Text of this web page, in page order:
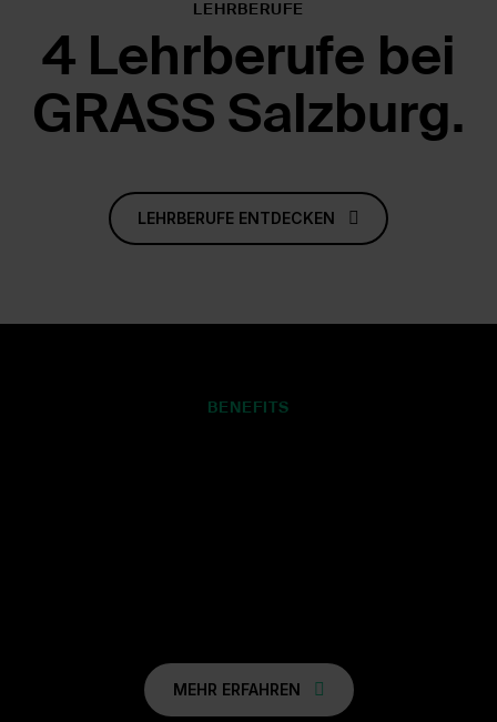
LEHRBERUFE
4 Lehrberufe bei
GRASS Salzburg.
LEHRBERUFE ENTDECKEN
Prämien
Öffi Ticket
Weiterbildung
uvm.
BENEFITS
MEHR ERFAHREN